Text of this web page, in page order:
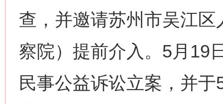
查，并邀请苏州市吴江
察院）提前介入。5月19
民事公益诉讼立案，并